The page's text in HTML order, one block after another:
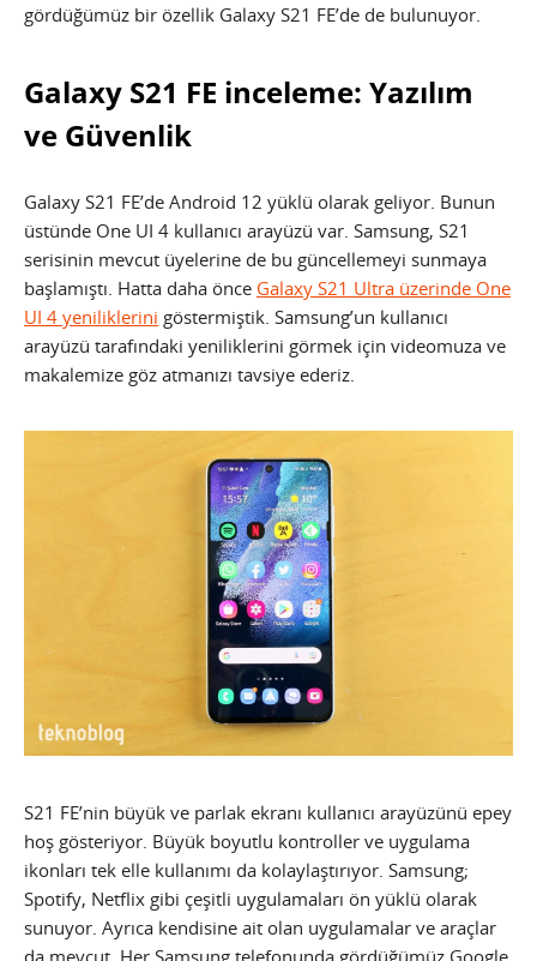
gördüğümüz bir özellik Galaxy S21 FE’de de bulunuyor.
Galaxy S21 FE inceleme: Yazılım
ve Güvenlik
Galaxy S21 FE’de Android 12 yüklü olarak geliyor. Bunun
üstünde One UI 4 kullanıcı arayüzü var. Samsung, S21
serisinin mevcut üyelerine de bu güncellemeyi sunmaya
başlamıştı. Hatta daha önce Galaxy S21 Ultra üzerinde One
UI 4 yeniliklerini göstermiştik. Samsung’un kullanıcı
arayüzü tarafındaki yeniliklerini görmek için videomuza ve
makalemize göz atmanızı tavsiye ederiz.
S21 FE’nin büyük ve parlak ekranı kullanıcı arayüzünü epey
hoş gösteriyor. Büyük boyutlu kontroller ve uygulama
ikonları tek elle kullanımı da kolaylaştırıyor. Samsung;
Spotify, Netflix gibi çeşitli uygulamaları ön yüklü olarak
sunuyor. Ayrıca kendisine ait olan uygulamalar ve araçlar